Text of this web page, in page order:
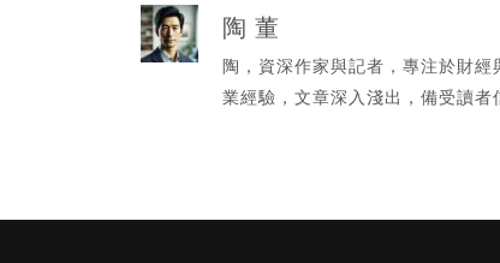
陶 董
陶，資深作家與記者，專注於財
業經驗，文章深入淺出，備受讀者